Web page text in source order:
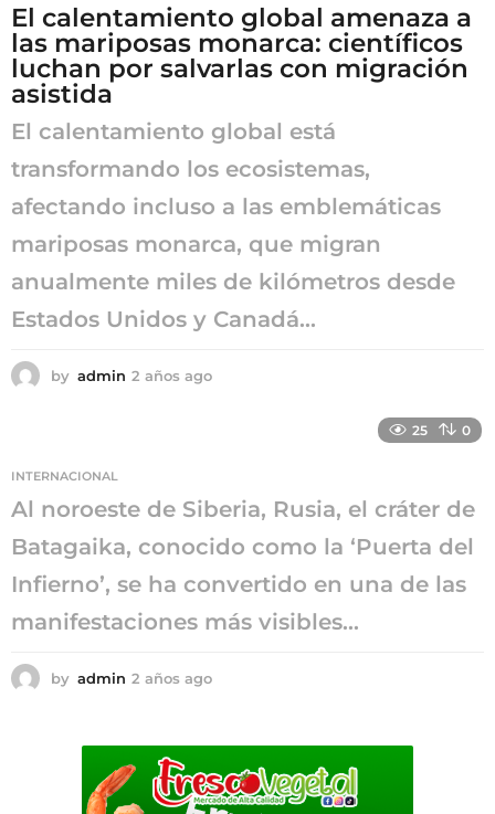
g
o
El calentamiento global amenaza a
las mariposas monarca: científicos
luchan por salvarlas con migración
asistida
El calentamiento global está
transformando los ecosistemas,
afectando incluso a las emblemáticas
mariposas monarca, que migran
anualmente miles de kilómetros desde
Estados Unidos y Canadá...
by admin 2 años ago
g
o
25 0
INTERNACIONAL
Al noroeste de Siberia, Rusia, el cráter de
Batagaika, conocido como la ‘Puerta del
Infierno’, se ha convertido en una de las
manifestaciones más visibles...
by admin 2 años ago
a
g